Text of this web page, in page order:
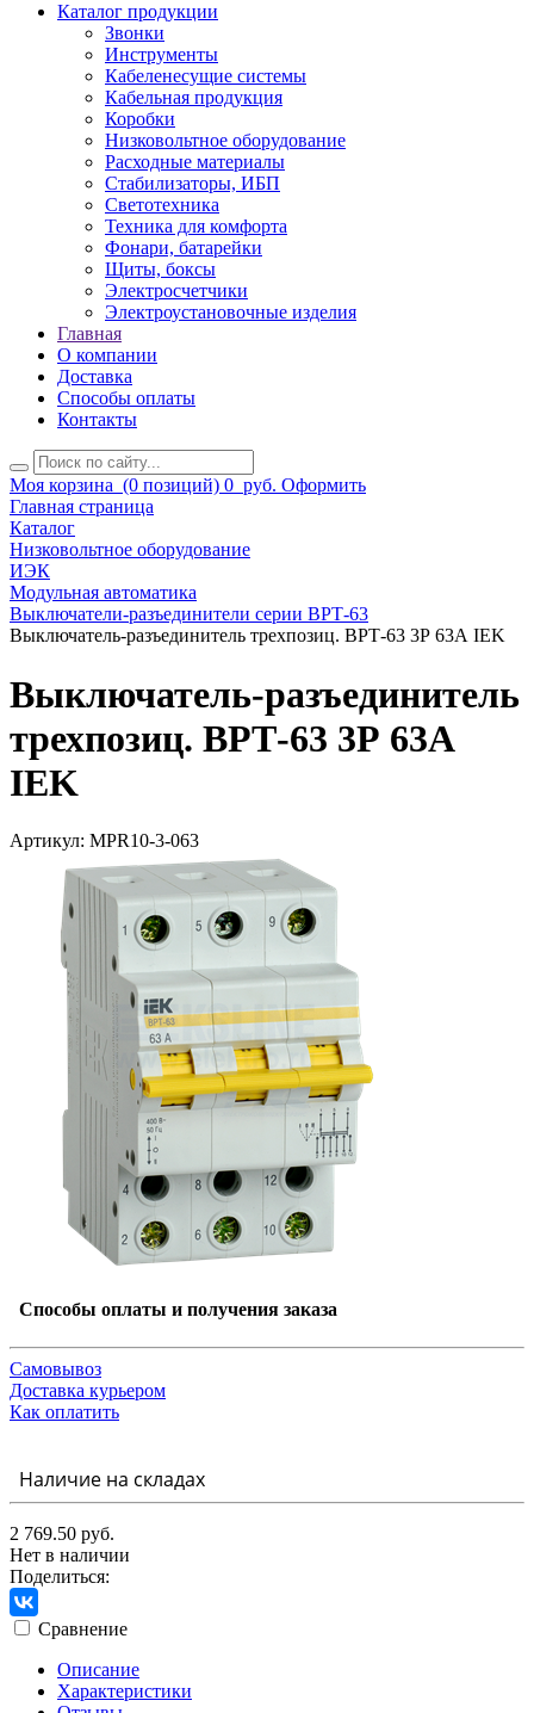
Каталог продукции
Звонки
Инструменты
Кабеленесущие системы
Кабельная продукция
Коробки
Низковольтное оборудование
Расходные материалы
Стабилизаторы, ИБП
Светотехника
Техника для комфорта
Фонари, батарейки
Щиты, боксы
Электросчетчики
Электроустановочные изделия
Главная
О компании
Доставка
Способы оплаты
Контакты
Моя корзина (0 позиций) 0 руб. Оформить
Главная страница
Каталог
Низковольтное оборудование
ИЭК
Модульная автоматика
Выключатели-разъединители серии ВРТ-63
Выключатель-разъединитель трехпозиц. ВРТ-63 3Р 63А IEK
Выключатель-разъединитель
трехпозиц. ВРТ-63 3Р 63А
IEK
Артикул: MPR10-3-063
Способы оплаты и получения заказа
Самовывоз
Доставка курьером
Как оплатить
Наличие на складах
2 769.50 руб.
Нет в наличии
Поделиться:
Сравнение
Описание
Характеристики